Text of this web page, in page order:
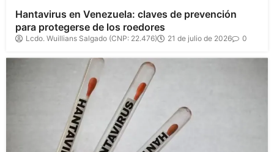
Hantavirus en Venezuela: claves de prevención
para protegerse de los roedores
Lcdo. Wuillians Salgado (CNP: 22.476) 21 de julio de 2026 0